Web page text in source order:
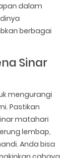
dalam
berbagai
Sinar
mengurangi
Pastikan
matahari
lembap,
Anda bisa